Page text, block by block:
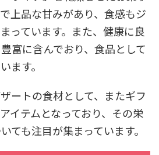
上品な甘みがあり、食感もジ
っています。また、健康に良
富に含んでおり、食品として
ます。
ートの食材として、またギフ
イテムとなっており、その栄
ても注目が集まっています。